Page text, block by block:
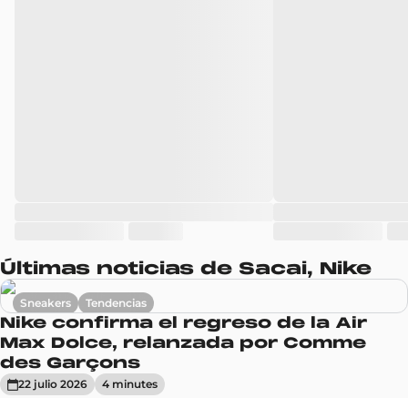
Últimas noticias de Sacai, Nike
Sneakers Tendencias
Nike confirma el regreso de la Air
Max Dolce, relanzada por Comme
des Garçons
22 julio 2026 4 minutes